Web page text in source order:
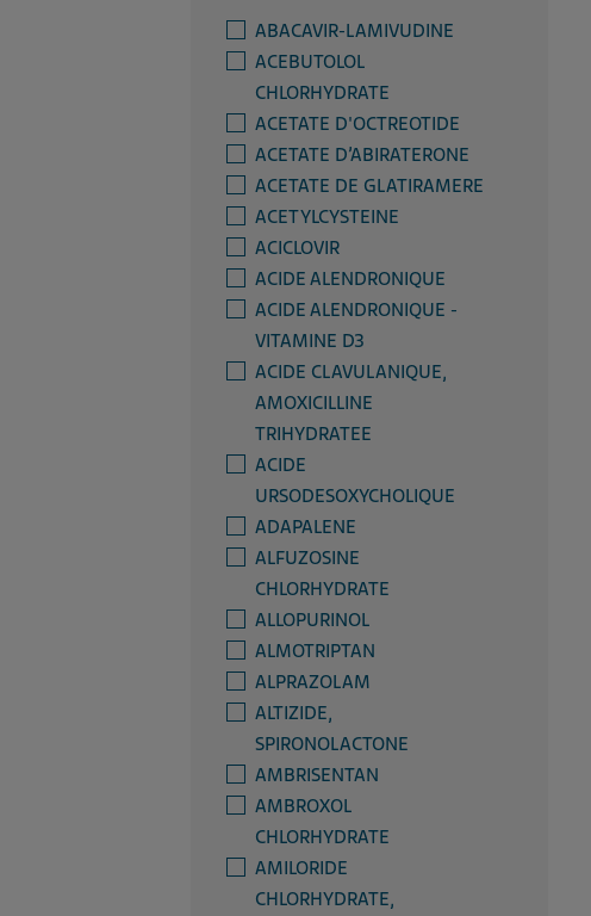
ABACAVIR-LAMIVUDINE
ACEBUTOLOL
CHLORHYDRATE
ACETATE D'OCTREOTIDE
ACETATE D’ABIRATERONE
ACETATE DE GLATIRAMERE
ACETYLCYSTEINE
ACICLOVIR
ACIDE ALENDRONIQUE
ACIDE ALENDRONIQUE -
VITAMINE D3
ACIDE CLAVULANIQUE,
AMOXICILLINE
TRIHYDRATEE
ACIDE
URSODESOXYCHOLIQUE
ADAPALENE
ALFUZOSINE
CHLORHYDRATE
ALLOPURINOL
ALMOTRIPTAN
ALPRAZOLAM
ALTIZIDE,
SPIRONOLACTONE
AMBRISENTAN
AMBROXOL
CHLORHYDRATE
AMILORIDE
CHLORHYDRATE,